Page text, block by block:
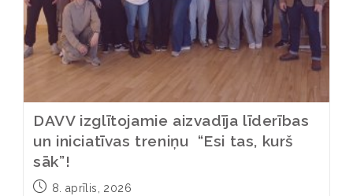
DAVV izglītojamie aizvadīja līderības
un iniciatīvas treniņu “Esi tas, kurš
sāk”!
8. aprīlis, 2026